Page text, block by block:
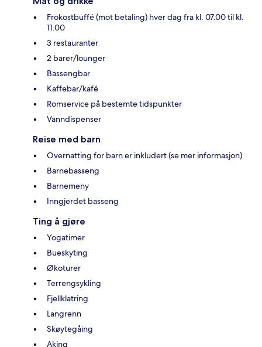
Frokostbuffé (mot betaling) hver dag fra kl. 07.00 til kl.
11.00
3 restauranter
2 barer/lounger
Bassengbar
Kaffebar/kafé
Romservice på bestemte tidspunkter
Vanndispenser
Reise med barn
Overnatting for barn er inkludert (se mer informasjon)
Barnebasseng
Barnemeny
Inngjerdet basseng
Ting å gjøre
Yogatimer
Bueskyting
Økoturer
Terrengsykling
Fjellklatring
Langrenn
Skøytegåing
Aking